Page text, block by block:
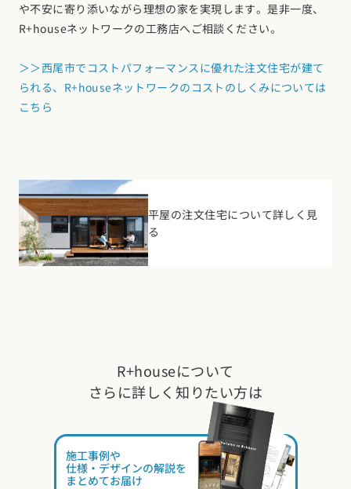
や不安に寄り添いながら理想の家を実現します。是非一度、
R+houseネットワークの工務店へご相談ください。
＞＞西尾市でコストパフォーマンスに優れた注文住宅が建て
られる、R+houseネットワークのコストのしくみについては
こちら
平屋の注文住宅について詳しく見
る
R+houseについて
さらに詳しく知りたい方は
施工事例や
仕様・デザインの解説を
まとめてお届け